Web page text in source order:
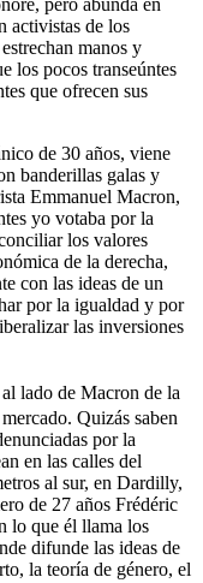
activistas de los
manos y
los pocos transeúntes
que ofrecen sus
de 30 años, viene
banderillas galas y
Emmanuel Macron,
yo votaba por la
los valores
de la derecha,
con las ideas de un
por la igualdad y por
las inversiones
lado de Macron de la
Quizás saben
por la
en las calles del
al sur, en Dardilly,
de 27 años Frédéric
lo que él llama los
difunde las ideas de
la teoría de género, el